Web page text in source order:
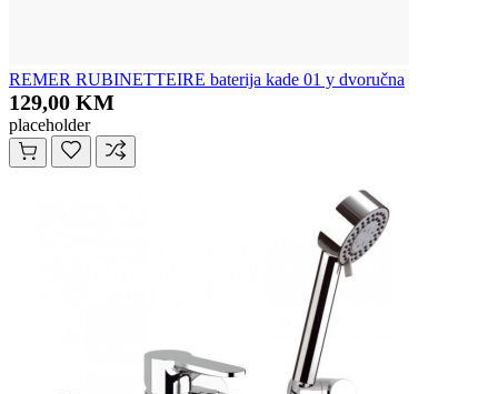
REMER RUBINETTEIRE baterija kade 01 y dvoručna
129,00 KM
placeholder